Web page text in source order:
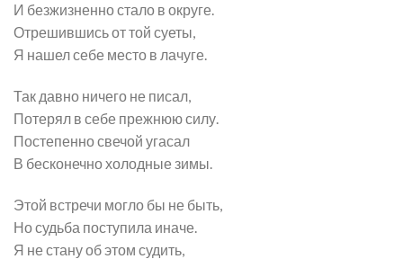
И безжизненно стало в округе.
Отрешившись от той суеты,
Я нашел себе место в лачуге.
Так давно ничего не писал,
Потерял в себе прежнюю силу.
Постепенно свечой угасал
В бесконечно холодные зимы.
Этой встречи могло бы не быть,
Но судьба поступила иначе.
Я не стану об этом судить,